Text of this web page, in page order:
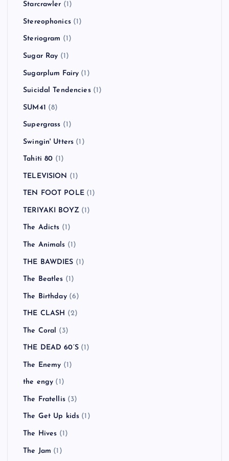
Starcrawler (1)
Stereophonics(1)
Steriogram (1)
Sugar Ray (1)
Sugarplum Fairy (1)
Suicidal Tendencies(1)
SUM41 (8)
Supergrass (1)
Swingin' Utters (1)
Tahiti 80 (1)
TELEVISION (1)
TEN FOOT POLE(1)
TERIYAKI BOYZ(1)
The Adicts (1)
The Animals (1)
THE BAWDIES (1)
The Beatles (1)
The Birthday(6)
THE CLASH (2)
The Coral (3)
THE DEAD 60’S(1)
The Enemy (1)
the engy (1)
The Fratellis(3)
The Get Up kids (1)
The Hives (1)
The Jam (1)